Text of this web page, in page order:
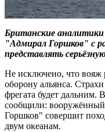
Британские аналитики
"Адмирал Горшков" с
представлять
Не исключено, что вояж
оборону альянса.
фрегата будет
сообщили:
Горшков" совершит
двум океанам.